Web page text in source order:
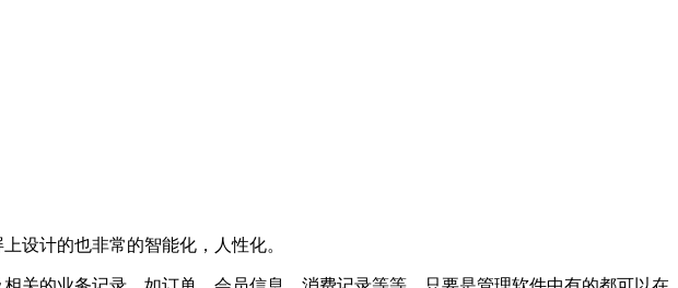
设计的也非常的智能化，人性化。